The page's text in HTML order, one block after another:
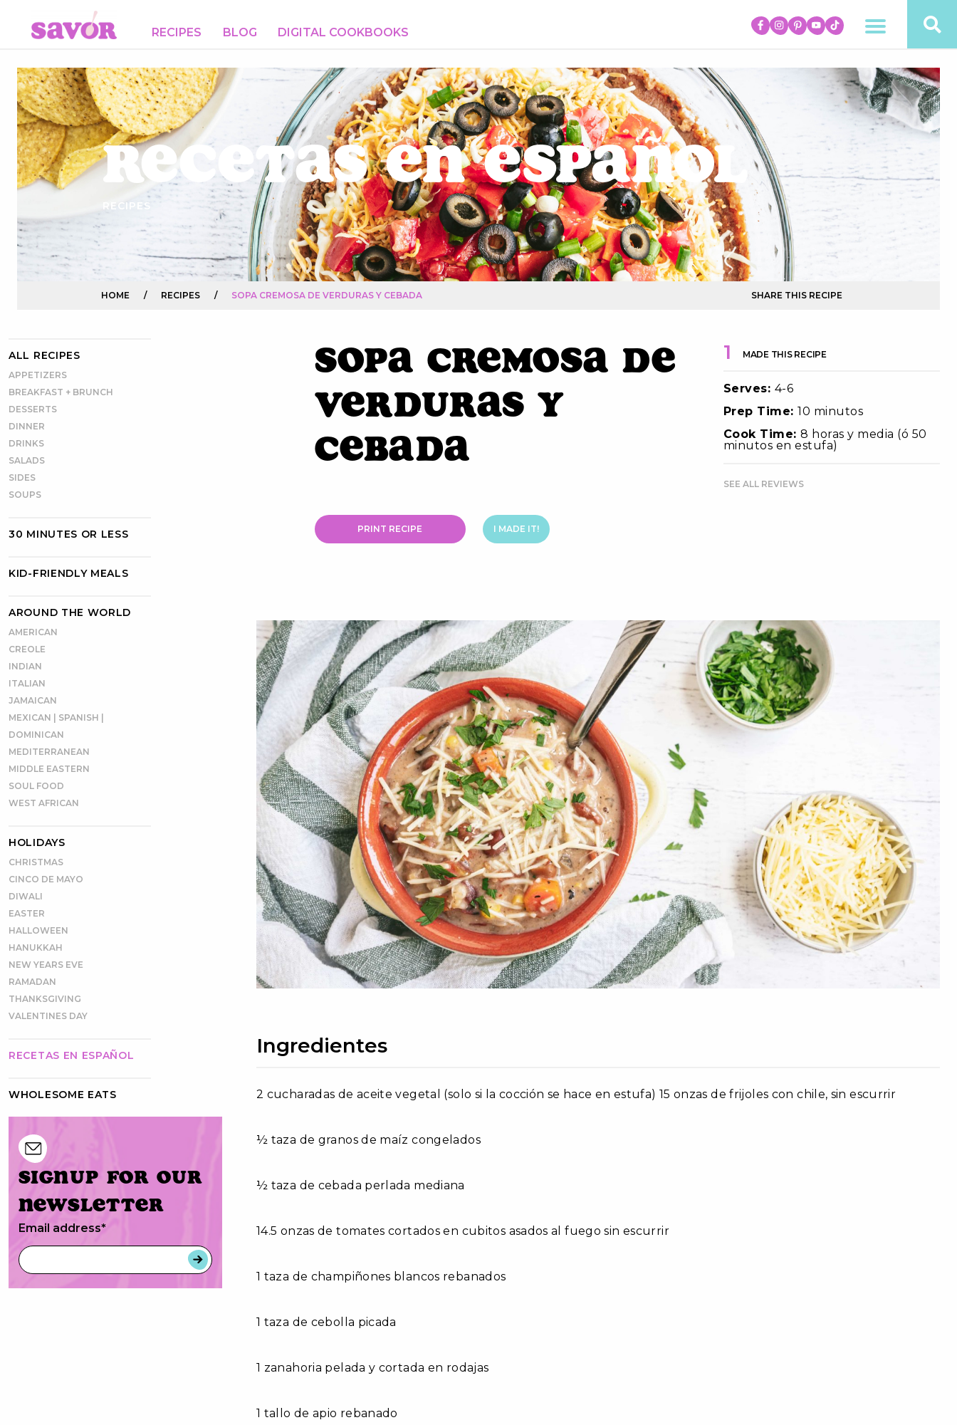
RECIPES BLOG DIGITAL COOKBOOKS
Recetas en Español
RECIPES
HOME / RECIPES / SOPA CREMOSA DE VERDURAS Y CEBADA SHARE THIS RECIPE
ALL RECIPES
APPETIZERS
BREAKFAST + BRUNCH
DESSERTS
DINNER
DRINKS
SALADS
SIDES
SOUPS
30 MINUTES OR LESS
KID-FRIENDLY MEALS
AROUND THE WORLD
AMERICAN
CREOLE
INDIAN
ITALIAN
JAMAICAN
MEXICAN | SPANISH |
DOMINICAN
MEDITERRANEAN
MIDDLE EASTERN
SOUL FOOD
WEST AFRICAN
HOLIDAYS
CHRISTMAS
CINCO DE MAYO
DIWALI
EASTER
HALLOWEEN
HANUKKAH
NEW YEARS EVE
RAMADAN
THANKSGIVING
VALENTINES DAY
RECETAS EN ESPAÑOL
WHOLESOME EATS
Signup for our
newsletter
Email address*
Sopa Cremosa de
Verduras y
Cebada
PRINT RECIPE I MADE IT!
1 MADE THIS RECIPE
Serves: 4-6
Prep Time:10 minutos
Cook Time:8 horas y media (ó 50
minutos en estufa)
SEE ALL REVIEWS
Ingredientes
2 cucharadas de aceite vegetal (solo si la cocción se hace en estufa) 15 onzas de frijoles con chile, sin escurrir
½ taza de granos de maíz congelados
½ taza de cebada perlada mediana
14.5 onzas de tomates cortados en cubitos asados al fuego sin escurrir
1 taza de champiñones blancos rebanados
1 taza de cebolla picada
1 zanahoria pelada y cortada en rodajas
1 tallo de apio rebanado